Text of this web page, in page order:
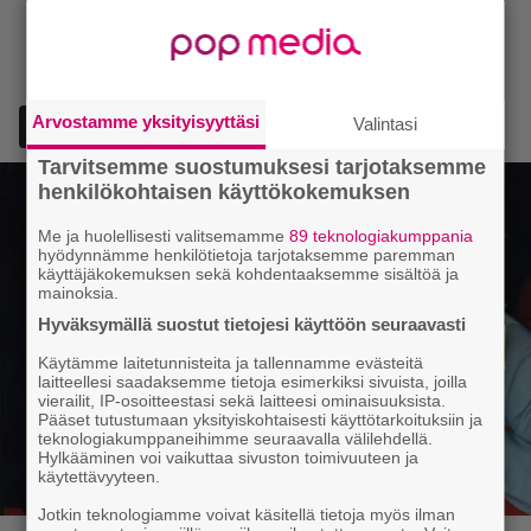
Lisää Episodi Googlen suosituksi lähteeksi
Arvostamme yksityisyyttäsi Valintasi
Tarvitsemme suostumuksesi tarjotaksemme
henkilökohtaisen käyttökokemuksen
Me ja huolellisesti valitsemamme89 teknologiakumppania
hyödynnämme henkilötietoja tarjotaksemme paremman
käyttäjäkokemuksen sekä kohdentaaksemme sisältöä ja
mainoksia.
Hyväksymällä suostut tietojesi käyttöön seuraavasti
Käytämme laitetunnisteita ja tallennamme evästeitä
laitteellesi saadaksemme tietoja esimerkiksi sivuista, joilla
vierailit, IP-osoitteestasi sekä laitteesi ominaisuuksista.
Pääset tutustumaan yksityiskohtaisesti käyttötarkoituksiin ja
teknologiakumppaneihimme seuraavalla välilehdellä.
Hylkääminen voi vaikuttaa sivuston toimivuuteen ja
käytettävyyteen.
Jotkin teknologiamme voivat käsitellä tietoja myös ilman